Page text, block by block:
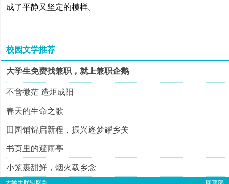
成了平静又坚定的模样。
校园文学推荐
大学生免费找兼职，就上兼职企鹅
不啻微茫 造炬成阳
春天的生命之歌
田园铺锦启新程，振兴逐梦耀乡关
书页里的避雨亭
小笼裹甜鲜，烟火载乡念